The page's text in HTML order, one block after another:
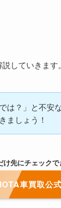
していきます。
は？」と不安
ましょう！
け先にチェック
車買取公